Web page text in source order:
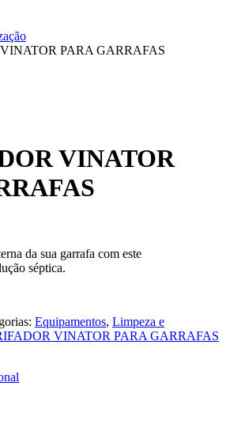
PARA GARRAFAS
VINATOR
da sua garrafa com este
séptica.
Equipamentos, Limpeza e
VINATOR PARA GARRAFAS